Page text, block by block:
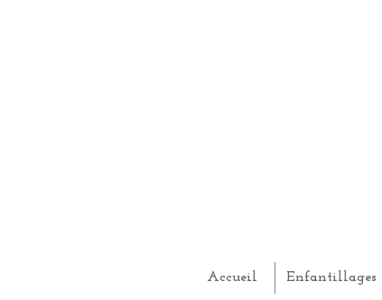
Accueil Enfantillages